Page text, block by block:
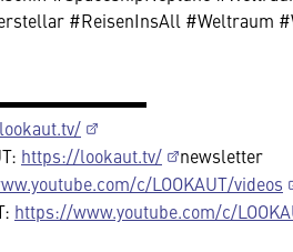
#ReisenInsAll #Weltraum
https://lookaut.tv/
newsletter
c/LOOKAUT/videos
https://www.youtube.com/c/